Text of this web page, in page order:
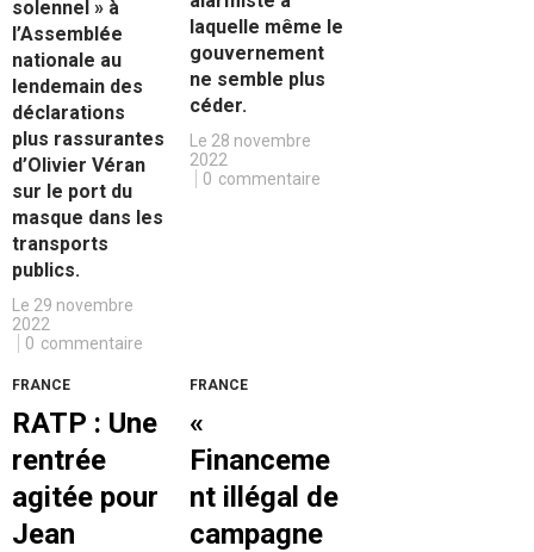
solennel » à
l’Assemblée
nationale au
lendemain des
déclarations
plus rassurantes
d’Olivier Véran
sur le port du
masque dans les
transports
publics.
Le 29 novembre
2022
0 commentaire
laquelle même le
gouvernement
ne semble plus
céder.
Le 28 novembre
2022
0 commentaire
FRANCE
RATP : Une
rentrée
agitée pour
Jean
FRANCE
«
Financeme
nt illégal de
campagne